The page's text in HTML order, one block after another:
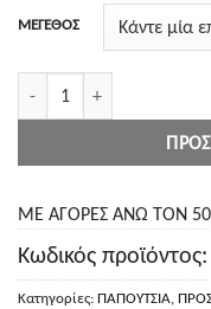
ΜΕΓΕΘΟΣ
ΜΕ ΑΓΟΡΕΣ ΑΝΩ ΤΟΝ
Κωδικός προϊόντος:
Κατηγορίες: ΠΑΠΟΥΤΣΙΑ,